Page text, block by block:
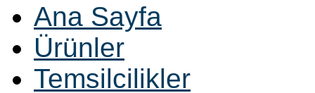
Ana Sayfa
Ürünler
Temsilcilikler